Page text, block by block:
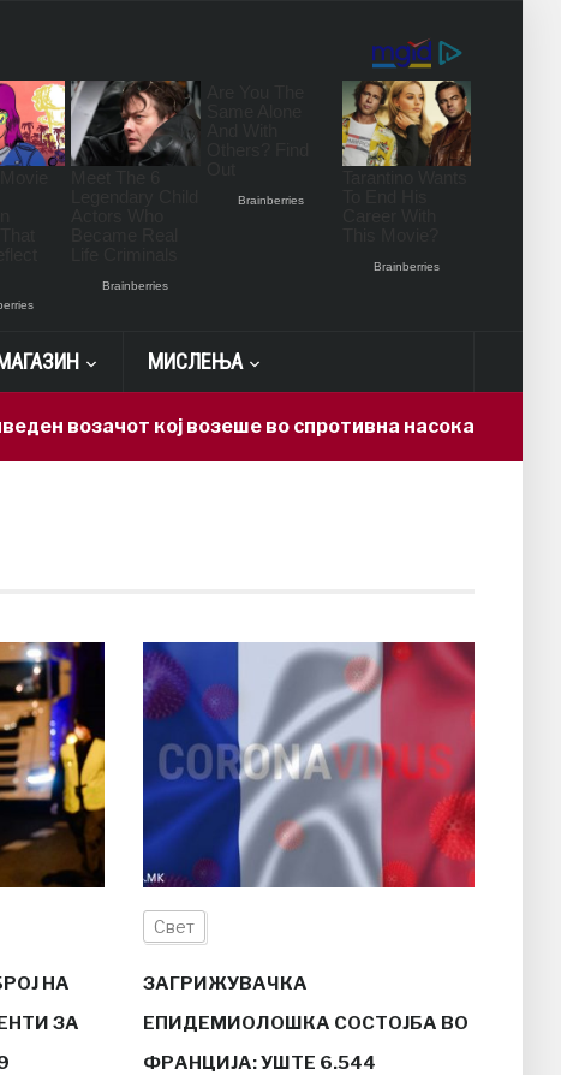
МАГАЗИН МИСЛЕЊА
возачот кој возеше во спротивна насока на
НА
ЗА
Свет
ЗАГРИЖУВАЧКА
ЕПИДЕМИОЛОШКА СОСТОЈБА ВО
ФРАНЦИЈА: УШТЕ 6.544